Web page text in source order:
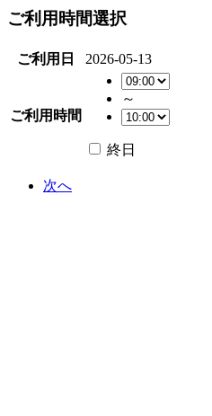
ご利用時間選択
ご利用日 2026-05-13
ご利用時間
～
終日
次へ